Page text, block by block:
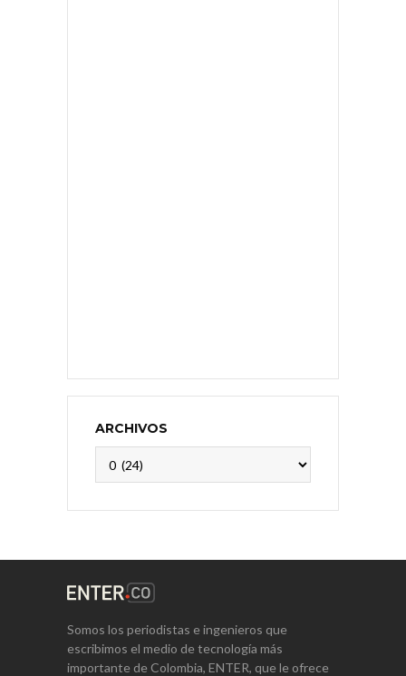
ARCHIVOS
Somos los periodistas e ingenieros que
escribimos el medio de tecnología más
importante de Colombia, ENTER, que le ofrece